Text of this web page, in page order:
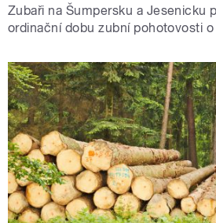
Zubaři na Šumpersku a Jesenicku
ordinační dobu zubní pohotovosti